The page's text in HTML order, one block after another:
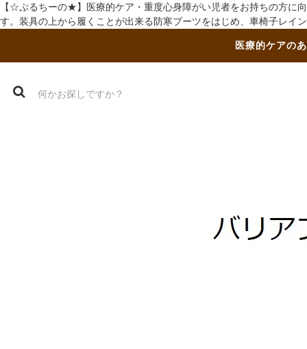
【☆ぷるちーの★】医療的ケア・重度心身障がい児者をお持ちの方
す。装具の上から履くことが出来る防寒ブーツをはじめ、車椅子レイ
医療的ケアの